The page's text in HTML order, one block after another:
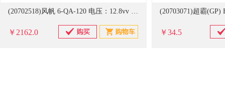
(20702518)风帆 6-QA-120 电压：12.8vv 容量：120AH 铅酸蓄电池(单位：块)
￥2162.0 ￥34.5